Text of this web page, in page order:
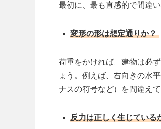
最初に、最も直感的で間違
変形の形は想定通りか？
荷重をかければ、建物は必
ょう。例えば、右向きの水
ナスの符号など）を間違え
反力は正しく生じている